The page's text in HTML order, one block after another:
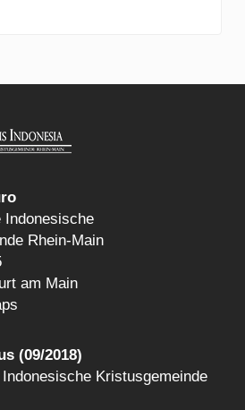
Indonesische
Rhein-Main
am Main
(09/2018)
Kristusgemeinde